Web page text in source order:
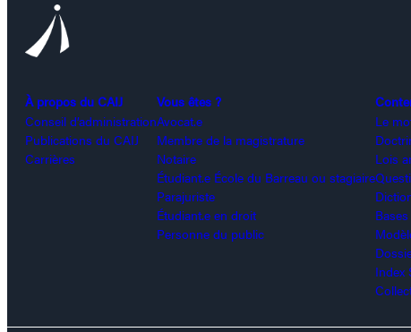
À propos du CAIJ
Conseil d’administration
Publications du CAIJ
Carrières
Vous êtes ?
Avocat.e
Membre de la magistrature
Notaire
Étudiant.e École du Barreau ou stagiaire
Parajuriste
Étudiant.e en droit
Personne du public
Le
Lois
Index